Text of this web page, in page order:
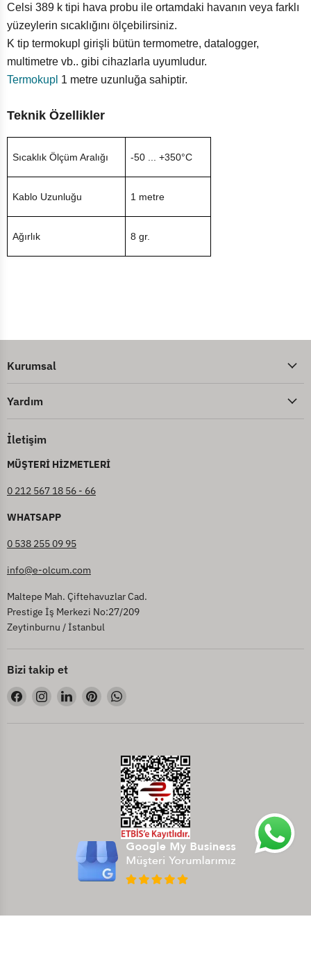
Celsi 389 k tipi hava probu ile ortamdaki havanın veya farklı
yüzeylerin sıcaklığını ölçebilirsiniz.
K tip termokupl girişli bütün termometre, datalogger,
multimetre vb.. gibi cihazlarla uyumludur.
Termokupl 1 metre uzunluğa sahiptir.
Teknik Özellikler
Sıcaklık Ölçüm Aralığı -50 ... +350°C
Kablo Uzunluğu 1 metre
Ağırlık 8 gr.
Kurumsal
Yardım
İletişim
MÜŞTERİ HİZMETLERİ
0 212 567 18 56 - 66
WHATSAPP
0 538 255 09 95
info@e-olcum.com
Maltepe Mah. Çiftehavuzlar Cad.
Prestige İş Merkezi No:27/209
Zeytinburnu / İstanbul
Bizi takip et
Bizi
Facebook&#39;de
bul
Bizi
Instagram&#39;de
bul
Bizi
LinkedIn&#39;de
bul
Bizi
Pinterest&#39;de
bul
Bizi
bul